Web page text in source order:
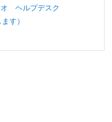
ヘルプデスク
す）